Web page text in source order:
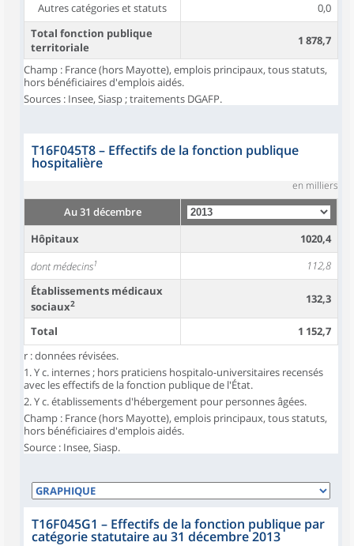
Autres catégories et statuts
0,0
Total fonction publique
territoriale
1 878,7
Champ : France (hors Mayotte), emplois principaux, tous statuts,
hors bénéficiaires d'emplois aidés.
Sources : Insee, Siasp ; traitements DGAFP.
T16F045T8– Effectifs de la fonction publique
hospitalière
en milliers
Au 31 décembre
Hôpitaux
1020,4
dont médecins1
112,8
Établissements médicaux
sociaux2 132,3
Total
1 152,7
r : données révisées.
1. Y c. internes ; hors praticiens hospitalo-universitaires recensés
avec les effectifs de la fonction publique de l'État.
2. Y c. établissements d'hébergement pour personnes âgées.
Champ : France (hors Mayotte), emplois principaux, tous statuts,
hors bénéficiaires d'emplois aidés.
Source : Insee, Siasp.
T16F045G1 – Effectifs de la fonction publique par
catégorie statutaire au 31 décembre 2013